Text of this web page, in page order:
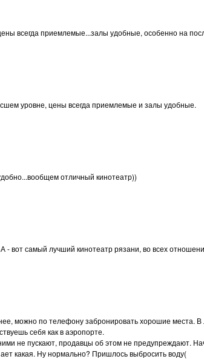
всегда приемлемые...залы удобные, особенно на
уровне, цены всегда приемлемые и залы удобные.
отличный кинотеатр))
вот самый лучший кинотеатр рязани, во всех
можно по телефону забронировать хорошие места.
себя как в аэропорте.
не пускают, продавцы об этом не предупреждают.
какая. Ну нормально? Пришлось выбросить воду(